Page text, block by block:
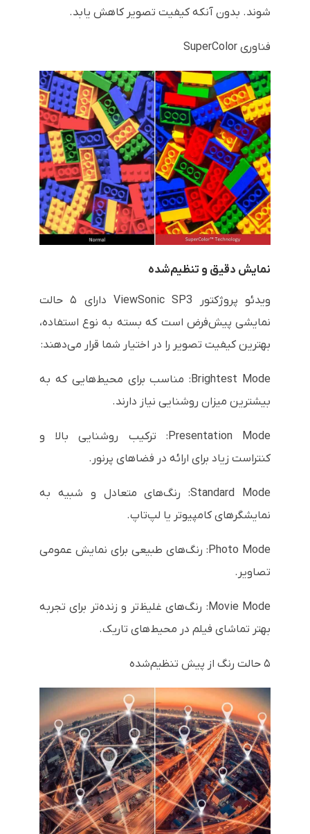
شوند. بدون آنکه کیفیت تصویر کاهش یابد.
فناوری SuperColor
نمایش دقیق و تنظیم‌شده
ویدئو پروژکتور ViewSonic SP3 دارای ۵ حالت
نمایشی پیش‌فرض است که بسته به نوع استفاده،
بهترین کیفیت تصویر را در اختیار شما قرار می‌دهند:
Brightest Mode: مناسب برای محیط‌هایی که به
بیشترین میزان روشنایی نیاز دارند.
Presentation Mode: ترکیب روشنایی بالا و
کنتراست زیاد برای ارائه در فضاهای پرنور.
Standard Mode: رنگ‌های متعادل و شبیه به
نمایشگرهای کامپیوتر یا لپ‌تاپ.
Photo Mode: رنگ‌های طبیعی برای نمایش عمومی
تصاویر.
Movie Mode: رنگ‌های غلیظ‌تر و زنده‌تر برای تجربه
بهتر تماشای فیلم در محیط‌های تاریک.
۵ حالت رنگ از پیش تنظیم‌شده